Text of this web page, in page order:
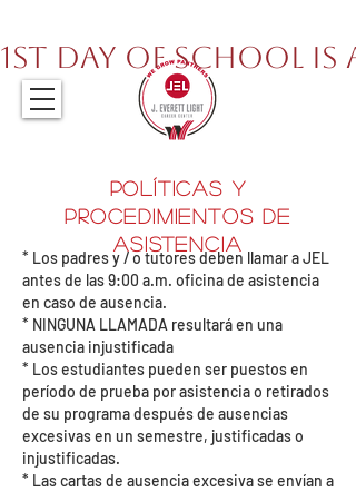
1st Day of School is
Políticas y
procedimientos de
asistencia
* Los padres y / o tutores deben llamar a JEL
antes de las 9:00 a.m. oficina de asistencia
en caso de ausencia.
* NINGUNA LLAMADA resultará en una
ausencia injustificada
* Los estudiantes pueden ser puestos en
período de prueba por asistencia o retirados
de su programa después de ausencias
excesivas en un semestre, justificadas o
injustificadas.
* Las cartas de ausencia excesiva se envían a